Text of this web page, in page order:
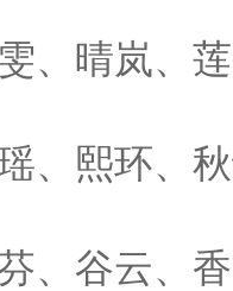
、晴岚、
、熙环、
、谷云、